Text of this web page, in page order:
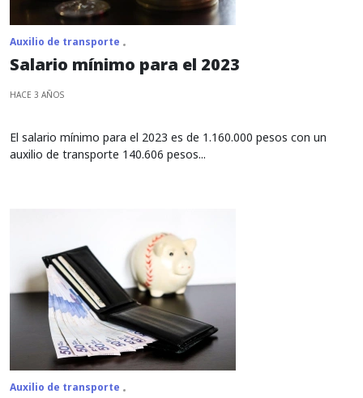
Auxilio de transporte
Salario mínimo para el 2023
HACE 3 AÑOS
El salario mínimo para el 2023 es de 1.160.000 pesos con un
auxilio de transporte 140.606 pesos...
Auxilio de transporte